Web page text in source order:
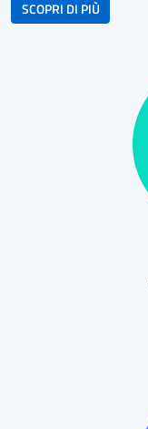
SCOPRI DI PIÙ